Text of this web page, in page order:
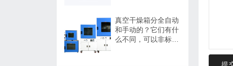
真空干燥箱分全自动
和手动的？它们有什
么不同，可以非标定